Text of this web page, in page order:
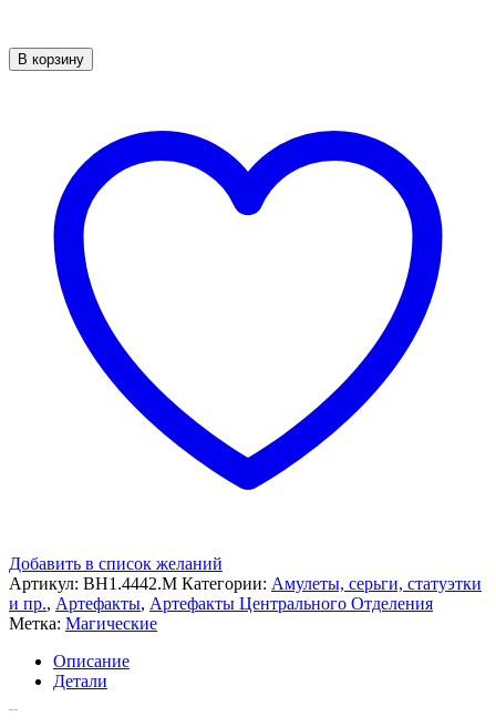
В корзину
Добавить в список желаний
Артикул: ВН1.4442.M Категории: Амулеты, серьги, статуэтки
и пр., Артефакты, Артефакты Центрального Отделения
Метка: Магические
Описание
Детали